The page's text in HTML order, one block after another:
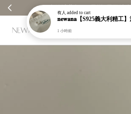
✨ 全館消費每100元贈1元回饋
有人 added to cart
1 小時前